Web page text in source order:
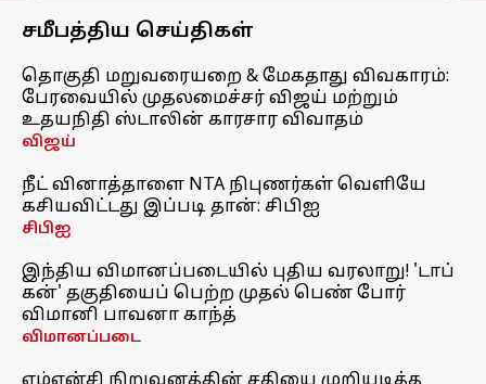
சமீபத்திய செய்திகள்
தொகுதி மறுவரையறை & மேகதாது விவகாரம்:
பேரவையில் முதலமைச்சர் விஜய் மற்றும்
உதயநிதி ஸ்டாலின் காரசார விவாதம்
விஜய்
நீட் வினாத்தாளை NTA நிபுணர்கள் வெளியே
கசியவிட்டது இப்படி தான்: சிபிஐ
சிபிஐ
இந்திய விமானப்படையில் புதிய வரலாறு! 'டாப்
கன்' தகுதியைப் பெற்ற முதல் பெண் போர்
விமானி பாவனா காந்த்
விமானப்படை